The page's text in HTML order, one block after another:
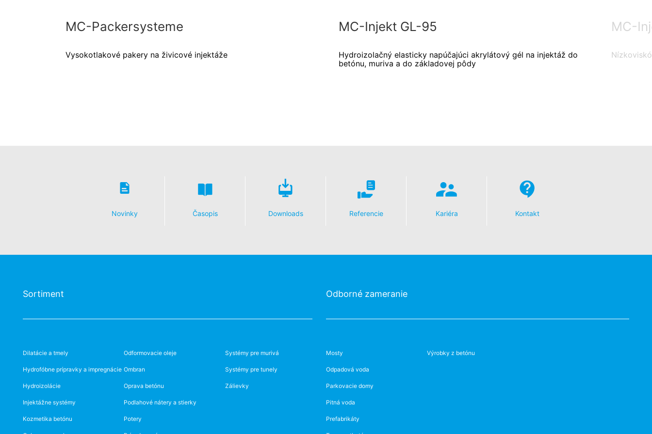
MC-Packersysteme
Vysokotlakové pakery na živicové injektáže
MC-Injekt GL-95
Hydroizolačný elasticky napúčajúci akrylátový gél na injektáž do
betónu, muriva a do základovej pôdy
MC-
Novinky Časopis Downloads Referencie Kariéra Kontakt
Sortiment
Dilatácie a tmely
Hydrofóbne prípravky a impregnácie
Hydroizolácie
Injektážne systémy
Kozmetika betónu
Odformovacie oleje
Ombran
Oprava betónu
Podlahové nátery a stierky
Potery
Systémy pre murivá
Systémy pre tunely
Zálievky
Odborné zameranie
Mosty
Odpadová voda
Parkovacie domy
Pitná voda
Prefabrikáty
Výrobky z betónu